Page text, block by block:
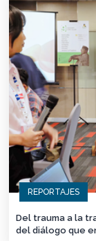
REPORTAJES
Del trauma a la
del diálogo que